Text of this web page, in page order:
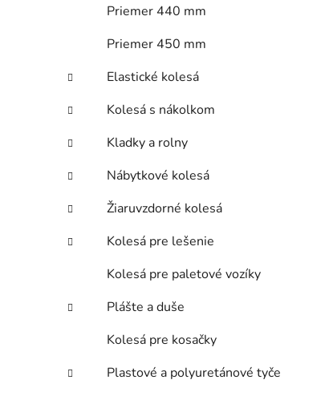
Priemer 440 mm
Priemer 450 mm
Elastické kolesá
Kolesá s nákolkom
Kladky a rolny
Nábytkové kolesá
Žiaruvzdorné kolesá
Kolesá pre lešenie
Kolesá pre paletové vozíky
Plášte a duše
Kolesá pre kosačky
Plastové a polyuretánové tyče